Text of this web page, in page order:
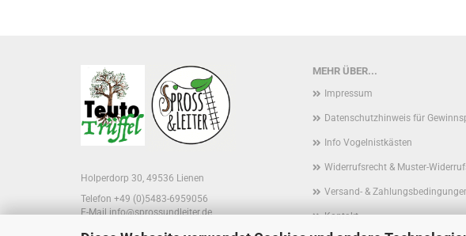
MEHR ÜBER...
Impressum
Datenschutzhinweis für
Info Vogelnistkästen
Widerrufsrecht & Muster-
Versand- &
Kontakt
Holperdorp 30, 49536 Lienen
Telefon +49 (0)5483-6959056
E-Mailinfo@sprossundleiter.de